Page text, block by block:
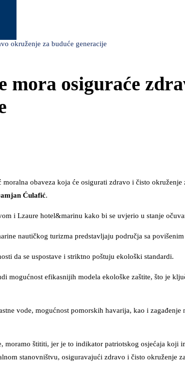
okruženje za buduće generacije
mora osiguraće
obaveza koja će osigurati zdravo i čisto
Ćulafić.
i Lzaure hotel&marinu kako bi se uvjerio u stanje
nautičkog turizma predstavljaju područja sa
da se uspostave i striktno poštuju ekološki standardi.
mogućnost efikasnijih modela ekološke zaštite, što je
vode, mogućnost pomorskih havarija, kao i
moramo štititi, jer je to indikator patriotskog osjećaja koji
stanovništvu, osiguravajući zdravo i čisto okruženje